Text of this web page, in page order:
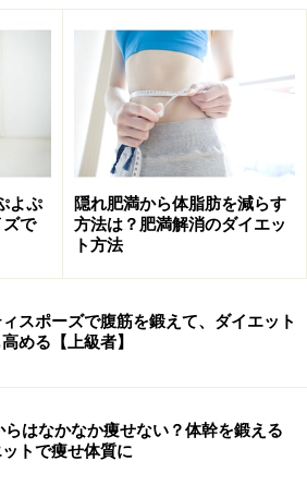
の筋肉に比べて裏側である「二の
動作が不十分だということ。
、この筋肉をしっかり使う動作を
です！
使う動きにはどんなものがあるの
しょう。
のご紹介
りますが、分かりやすいようにこ
バーのみをご紹介していきましょ
よぷ
で
隠れ肥満から体脂肪を減らす
方法は？肥満解消のダイエッ
ト方法
スポーズで腹筋を鍛えて、ダイエット
める【上級者】
らはなかなか痩せない？体幹を鍛える
トで痩せ体質に